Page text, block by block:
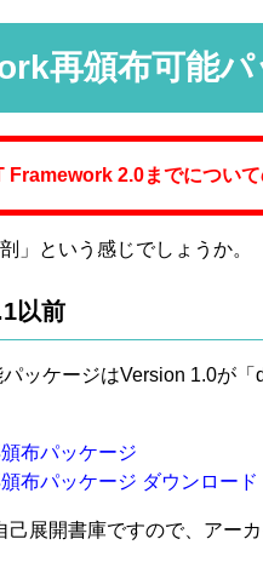
再頒布可能
2.0までについて
」という感じでしょうか。
以前
ッケージはVersion 1.0が
布パッケージ
布パッケージ ダウンロード
己展開書庫ですので、アー